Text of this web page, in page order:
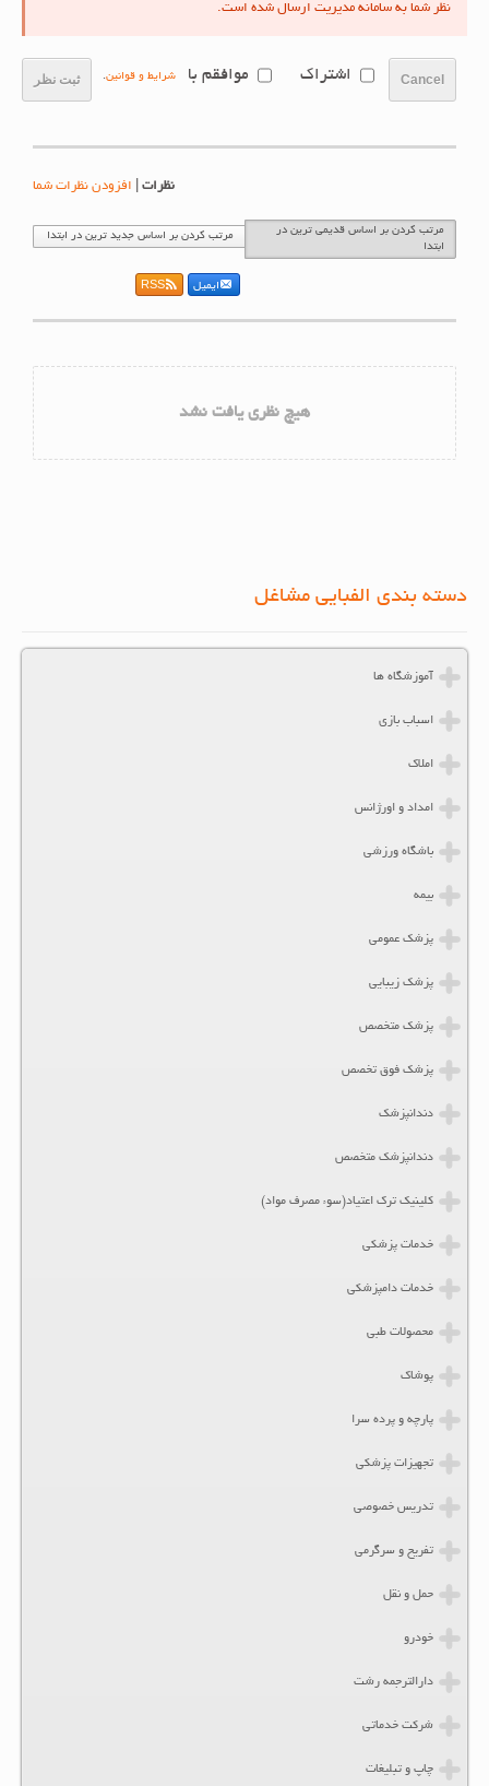
نظر شما به سامانه مدیریت ارسال شده است.
ثبت نظر Cancel اشتراک موافقم با شرایط و قوانین.
نظرات |افزودن نظرات شما
مرتب کردن بر اساس قدیمی ترین در
مرتب کردن بر اساس جدید ترین در ابتدا
ایمیل RSS
هیچ نظری یافت نشد
دسته بندی الفبایی مشاغل
آموزشگاه ها
اسباب بازی
املاک
امداد و اورژانس
باشگاه ورزشی
بیمه
پزشک عمومی
پزشک زیبایی
پزشک متخصص
پزشک فوق تخصص
دندانپزشک
دندانپزشک متخصص
کلینیک ترک اعتیاد(سوء مصرف مواد)
خدمات پزشکی
خدمات دامپزشکی
محصولات طبی
پوشاک
پارچه و پرده سرا
تجهیزات پزشکی
تدریس خصوصی
تفریح و سرگرمی
حمل و نقل
خودرو
دارالترجمه رشت
شرکت خدماتی
چاپ و تبلیغات